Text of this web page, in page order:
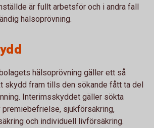
är fullt arbetsför och i andra fall
hälsoprövning.
hälsoprövning gäller ett så
skydd fram tills den sökande fått ta del
Interimsskyddet gäller sökta
premiebefrielse, sjukförsäkring,
och individuell livförsäkring.